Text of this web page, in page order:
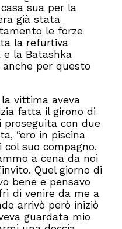
sua per la
già stata
le forze
la refurtiva
la Batashka
per questo
vittima aveva
fatta il girono di
proseguita con due
“ero in piscina
suo compagno.
a cena da noi
Quel giorno di
bene e pensavo
di venire da me a
arrivò però iniziò
guardata mio